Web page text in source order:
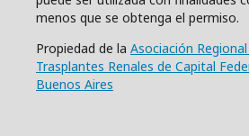
menos que se obtenga el permiso.
Propiedad de la Asociación
Trasplantes Renales de Capital
Buenos Aires